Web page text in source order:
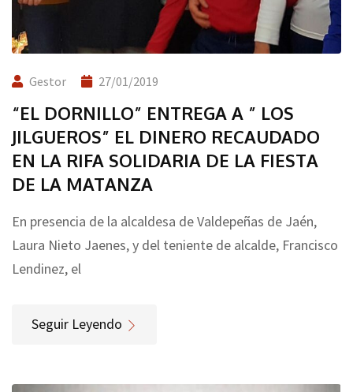
Gestor 27/01/2019
“EL DORNILLO” ENTREGA A ” LOS
JILGUEROS” EL DINERO RECAUDADO
EN LA RIFA SOLIDARIA DE LA FIESTA
DE LA MATANZA
En presencia de la alcaldesa de Valdepeñas de Jaén,
Laura Nieto Jaenes, y del teniente de alcalde, Francisco
Lendinez, el
Seguir Leyendo